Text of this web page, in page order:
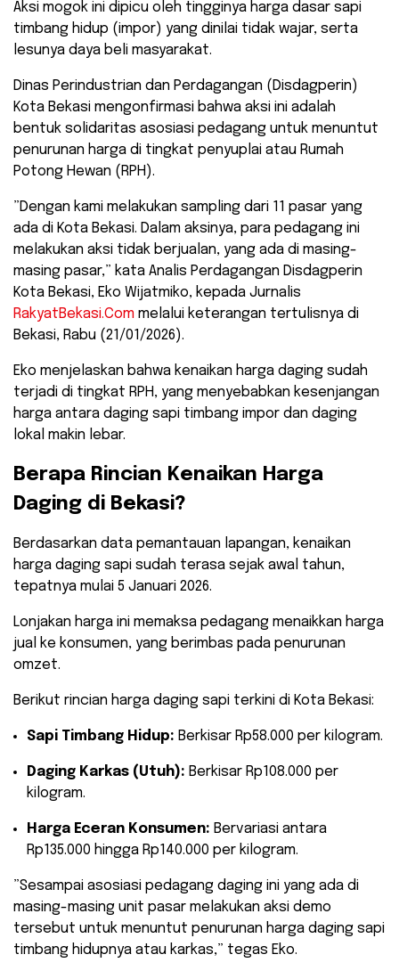
​Aksi mogok ini dipicu oleh tingginya harga dasar sapi
timbang hidup (impor) yang dinilai tidak wajar, serta
lesunya daya beli masyarakat.
Dinas Perindustrian dan Perdagangan (Disdagperin)
Kota Bekasi mengonfirmasi bahwa aksi ini adalah
bentuk solidaritas asosiasi pedagang untuk menuntut
penurunan harga di tingkat penyuplai atau Rumah
Potong Hewan (RPH).
​”Dengan kami melakukan sampling dari 11 pasar yang
ada di Kota Bekasi. Dalam aksinya, para pedagang ini
melakukan aksi tidak berjualan, yang ada di masing-
masing pasar,” kata Analis Perdagangan Disdagperin
Kota Bekasi, Eko Wijatmiko, kepada Jurnalis
RakyatBekasi.Com melalui keterangan tertulisnya di
Bekasi, Rabu (21/01/2026).
​Eko menjelaskan bahwa kenaikan harga daging sudah
terjadi di tingkat RPH, yang menyebabkan kesenjangan
harga antara daging sapi timbang impor dan daging
lokal makin lebar.
​Berapa Rincian Kenaikan Harga
Daging di Bekasi?
​Berdasarkan data pemantauan lapangan, kenaikan
harga daging sapi sudah terasa sejak awal tahun,
tepatnya mulai 5 Januari 2026.
Lonjakan harga ini memaksa pedagang menaikkan harga
jual ke konsumen, yang berimbas pada penurunan
omzet.
​Berikut rincian harga daging sapi terkini di Kota Bekasi:
Sapi Timbang Hidup: Berkisar Rp58.000 per kilogram.
Daging Karkas (Utuh): Berkisar Rp108.000 per
kilogram.
Harga Eceran Konsumen: Bervariasi antara
Rp135.000 hingga Rp140.000 per kilogram.
​”Sesampai asosiasi pedagang daging ini yang ada di
masing-masing unit pasar melakukan aksi demo
tersebut untuk menuntut penurunan harga daging sapi
timbang hidupnya atau karkas,” tegas Eko.